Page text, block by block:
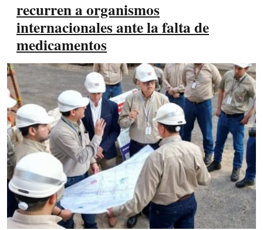
recurren a organismos
internacionales ante la falta de
medicamentos